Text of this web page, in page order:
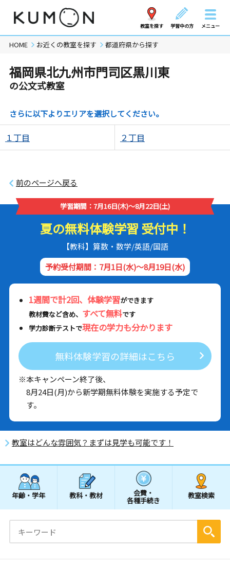
教室を探す 学習中の方 メニュー
HOME お近くの教室を探す 都道府県から探す
福岡県北九州市門司区黒川東
の公文式教室
さらに以下よりエリアを選択してください。
１丁目 ２丁目
前のページへ戻る
学習期間：7月16日(木)～8月22日(土)
夏の無料体験学習 受付中！
【教科】算数・数学/英語/国語
予約受付期間：7月1日(水)～8月19日(水)
1週間で計2回、体験学習ができます
教材費など含め、 すべて無料です
学力診断テストで現在の学力も分かります
無料体験学習の詳細はこちら
※本キャンペーン終了後、
8月24日(月)から新学期無料体験を実施する予定で
す。
教室はどんな雰囲気？まずは見学も可能です！
年齢・学年 教科・教材 会費・
各種手続き
教室検索